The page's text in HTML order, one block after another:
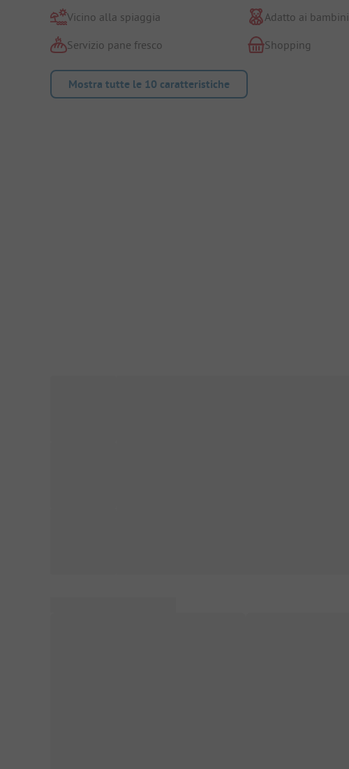
Vicino alla spiaggia Adatto ai bambini
Servizio pane fresco
Shopping
Mostra tutte le 10 caratteristiche